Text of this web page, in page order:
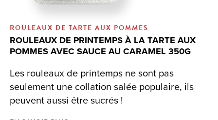
ROULEAUX DE TARTE AUX POMMES
ROULEAUX DE PRINTEMPS À LA TARTE AUX
POMMES AVEC SAUCE AU CARAMEL 350G
Les rouleaux de printemps ne sont pas
seulement une collation salée populaire, ils
peuvent aussi être sucrés !